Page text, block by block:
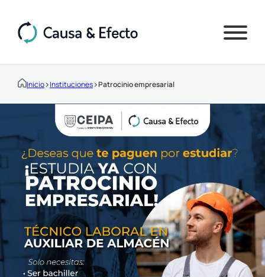
Inicio>Instituciones>Patrocinio empresarial